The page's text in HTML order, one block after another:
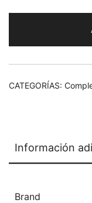
CATEGORÍAS:
Información
Brand